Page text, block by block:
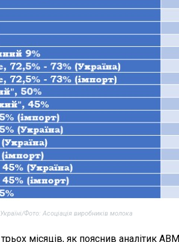
Фото: Асоціація виробників молока
місяців, як пояснив аналітик